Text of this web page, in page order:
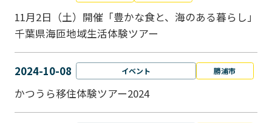
11月2日（土）開催「豊かな食と、海のある暮らし」
千葉県海匝地域生活体験ツアー
2024-10-08 イベント 勝浦市
かつうら移住体験ツアー2024